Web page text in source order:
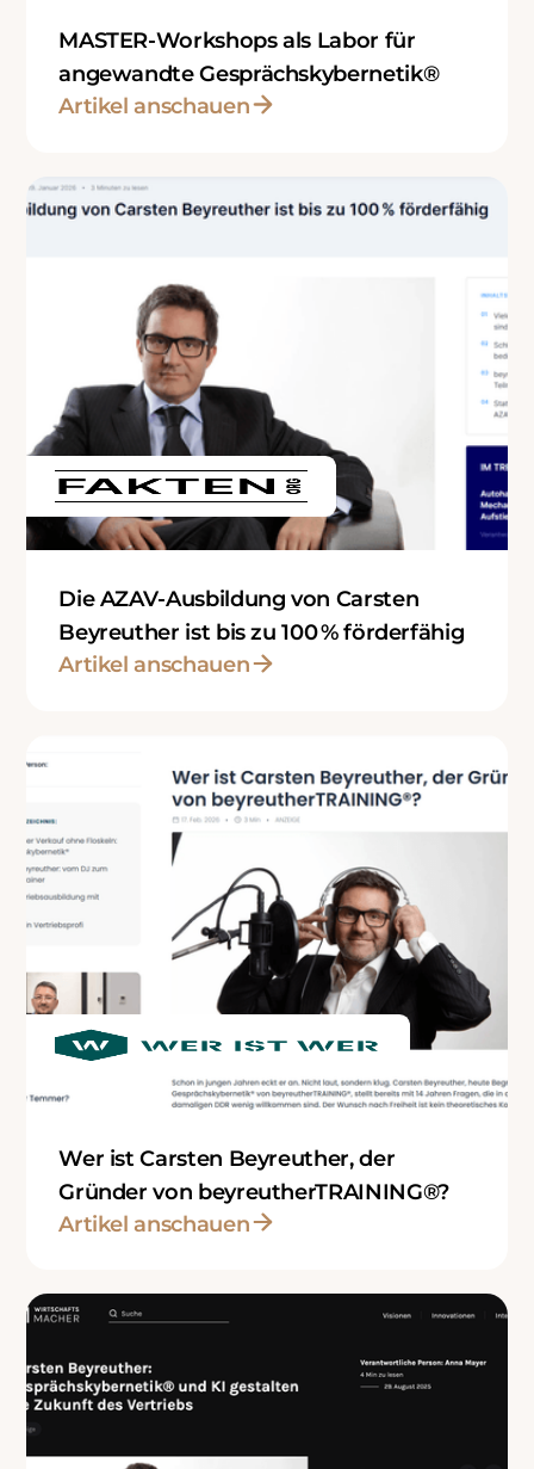
MASTER-Workshops als Labor für
angewandte Gesprächskybernetik®
Artikel anschauen
Die AZAV-Ausbildung von Carsten
Beyreuther ist bis zu 100 % förderfähig
Artikel anschauen
Wer ist Carsten Beyreuther, der
Gründer von beyreutherTRAINING®?
Artikel anschauen